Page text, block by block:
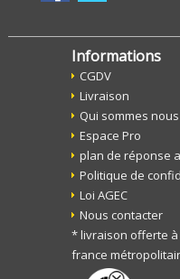
Informations
CGDV
Livraison
Qui sommes nous
Espace Pro
plan de réponse
Politique de
Loi AGEC
Nous contacter
* livraison offerte à
france